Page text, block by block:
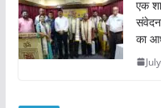
एक
का